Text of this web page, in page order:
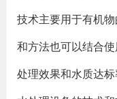
技术主要用于有机
和方法也可以结合
处理效果和水质达